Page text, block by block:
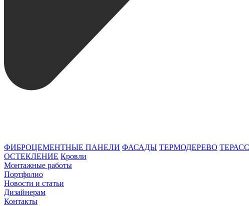
ФИБРОЦЕМЕНТНЫЕ ПАНЕЛИ ФАСАДЫ ТЕРМОДЕРЕВО
ОСТЕКЛЕНИЕ Кровли
Монтажные работы
Портфолио
Новости и статьи
Дизайнерам
Контакты